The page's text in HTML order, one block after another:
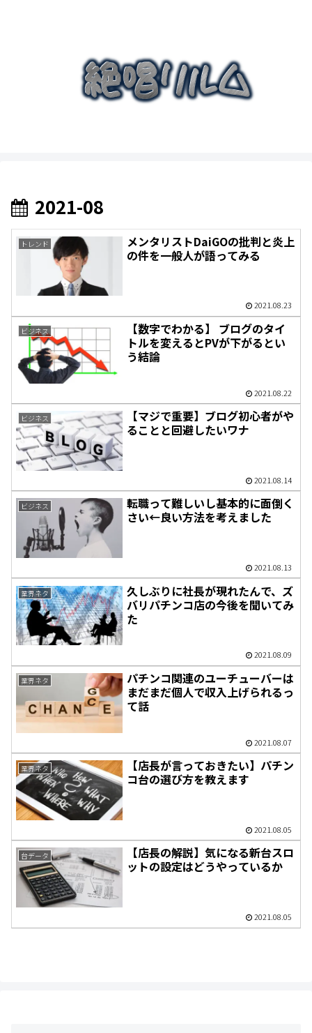
2021-08
トレンド
メンタリストDaiGOの批判と炎上
の件を一般人が語ってみる
2021.08.23
ビジネス
【数字でわかる】 ブログのタイ
トルを変えるとPVが下がるとい
う結論
2021.08.22
ビジネス
【マジで重要】ブログ初心者がや
ることと回避したいワナ
2021.08.14
ビジネス
転職って難しいし基本的に面倒く
さい←良い方法を考えました
2021.08.13
業界ネタ
久しぶりに社長が現れたんで、ズ
バリパチンコ店の今後を聞いてみ
た
2021.08.09
業界ネタ
パチンコ関連のユーチューバーは
まだまだ個人で収入上げられるっ
て話
2021.08.07
業界ネタ
【店長が言っておきたい】パチン
コ台の選び方を教えます
2021.08.05
台データ
【店長の解説】気になる新台スロ
ットの設定はどうやっているか
2021.08.05